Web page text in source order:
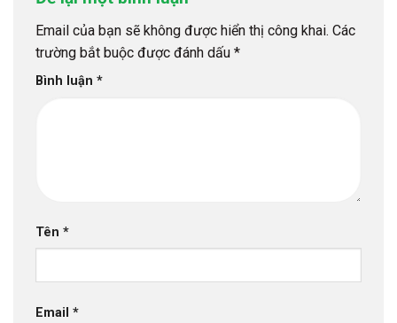
Email của bạn sẽ không được hiển thị công khai. Các
trường bắt buộc được đánh dấu *
Bình luận *
Tên *
Email *